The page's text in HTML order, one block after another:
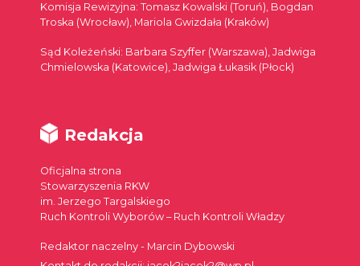
Komisja Rewizyjna: Tomasz Kowalski (Toruń), Bogdan
Troska (Wrocław), Mariola Gwizdała (Kraków)
Sąd Koleżeński: Barbara Szyffer (Warszawa), Jadwiga
Chmielowska (Katowice), Jadwiga Łukasik (Płock)
Redakcja
Oficjalna strona
Stowarzyszenia RKW
im. Jerzego Targalskiego
Ruch Kontroli Wyborów – Ruch Kontroli Władzy
Redaktor naczelny - Marcin Dybowski